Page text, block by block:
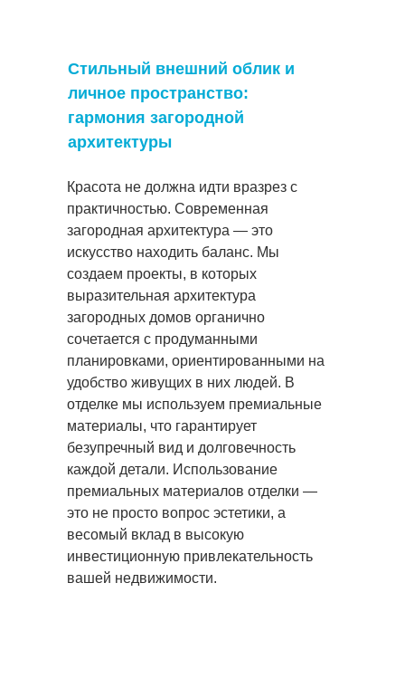
Красота не должна идти вразрез с
практичностью. Современная
загородная архитектура — это
искусство находить баланс. Мы
создаем проекты, в которых
выразительная архитектура
загородных домов органично
сочетается с продуманными
планировками, ориентированными на
удобство живущих в них людей. В
отделке мы используем премиальные
материалы, что гарантирует
безупречный вид и долговечность
каждой детали. Использование
премиальных материалов отделки —
это не просто вопрос эстетики, а
весомый вклад в высокую
инвестиционную привлекательность
вашей недвижимости.
Стильный внешний облик и
личное пространство:
гармония загородной
архитектуры